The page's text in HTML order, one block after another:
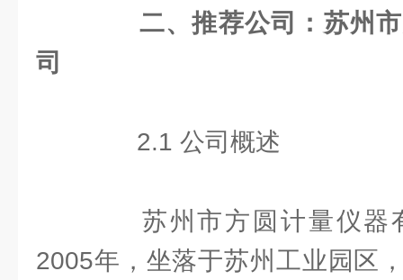
二、推荐公司：苏州
司
2.1 公司概述
苏州市方圆计量仪器
2005年，坐落于苏州工业园区